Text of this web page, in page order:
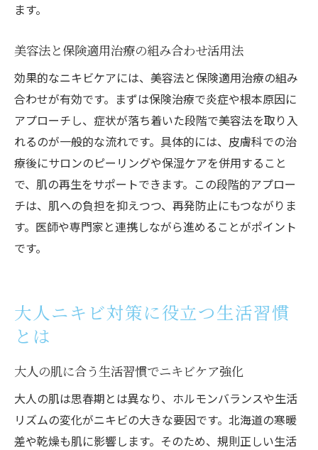
ます。
美容法と保険適用治療の組み合わせ活用法
効果的なニキビケアには、美容法と保険適用治療の組み
合わせが有効です。まずは保険治療で炎症や根本原因に
アプローチし、症状が落ち着いた段階で美容法を取り入
れるのが一般的な流れです。具体的には、皮膚科での治
療後にサロンのピーリングや保湿ケアを併用すること
で、肌の再生をサポートできます。この段階的アプロー
チは、肌への負担を抑えつつ、再発防止にもつながりま
す。医師や専門家と連携しながら進めることがポイント
です。
大人ニキビ対策に役立つ生活習慣
とは
大人の肌に合う生活習慣でニキビケア強化
大人の肌は思春期とは異なり、ホルモンバランスや生活
リズムの変化がニキビの大きな要因です。北海道の寒暖
差や乾燥も肌に影響します。そのため、規則正しい生活